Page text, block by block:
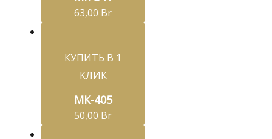
63,00 Br
КУПИТЬ В 1
КЛИК
МК-405
50,00 Br